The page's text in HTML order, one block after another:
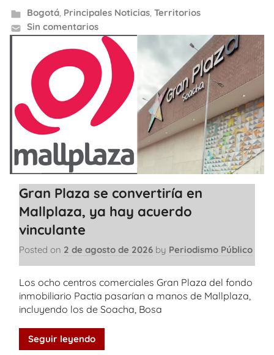
Bogotá, Principales Noticias, Territorios
Sin comentarios
Gran Plaza se convertiría en
Mallplaza, ya hay acuerdo
vinculante
Posted on 2 de agosto de 2026 by Periodismo Público
Los ocho centros comerciales Gran Plaza del fondo
inmobiliario Pactia pasarían a manos de Mallplaza,
incluyendo los de Soacha, Bosa
Seguir leyendo